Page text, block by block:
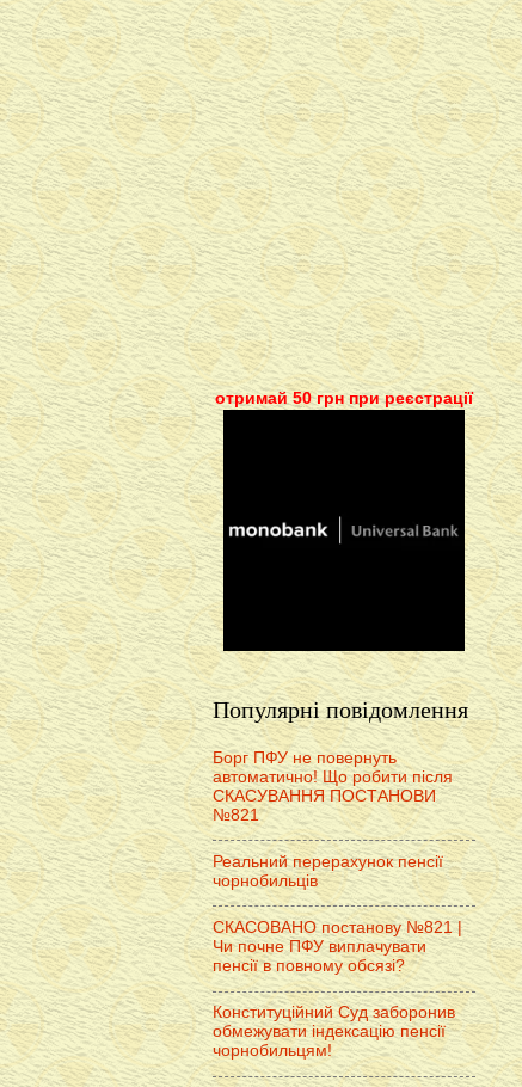
отримай 50 грн при реєстрації
Популярні повідомлення
Борг ПФУ не повернуть
автоматично! Що робити після
СКАСУВАННЯ ПОСТАНОВИ
№821
Реальний перерахунок пенсії
чорнобильців
СКАСОВАНО постанову №821 |
Чи почне ПФУ виплачувати
пенсії в повному обсязі?
Конституційний Суд заборонив
обмежувати індексацію пенсії
чорнобильцям!